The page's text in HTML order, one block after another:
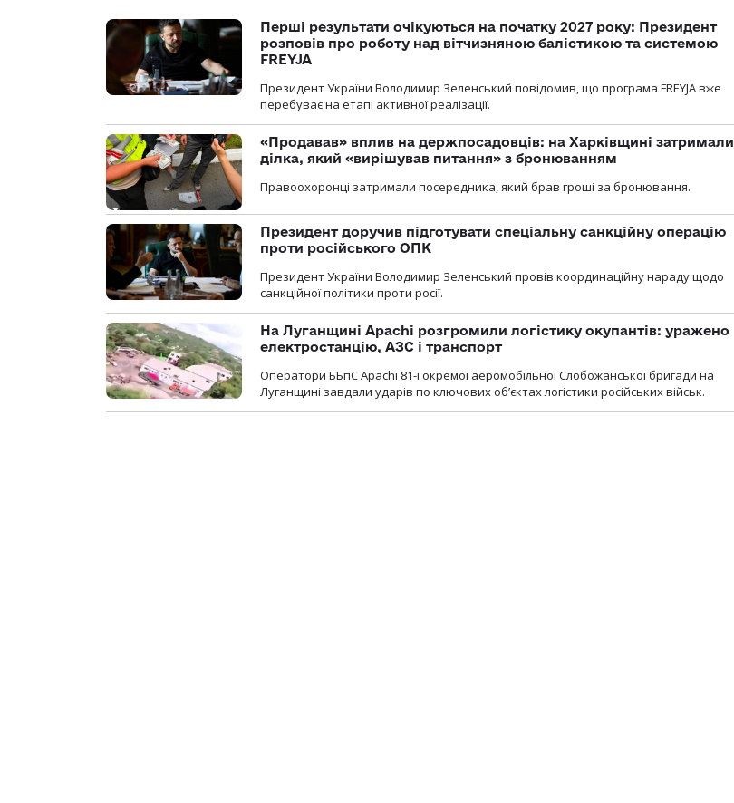
Перші результати очікуються на початку 2027 року: Президент
розповів про роботу над вітчизняною балістикою та системою
FREYJA
Президент України Володимир Зеленський повідомив, що програма FREYJA вже
перебуває на етапі активної реалізації.
«Продавав» вплив на держпосадовців: на Харківщині затримали
ділка, який «вирішував питання» з бронюванням
Правоохоронці затримали посередника, який брав гроші за бронювання.
Президент доручив підготувати спеціальну санкційну операцію
проти російського ОПК
Президент України Володимир Зеленський провів координаційну нараду щодо
санкційної політики проти росії.
На Луганщині Apachi розгромили логістику окупантів: уражено
електростанцію, АЗС і транспорт
Оператори ББпС Apachi 81-ї окремої аеромобільної Слобожанської бригади на
Луганщині завдали ударів по ключових об’єктах логістики російських військ.